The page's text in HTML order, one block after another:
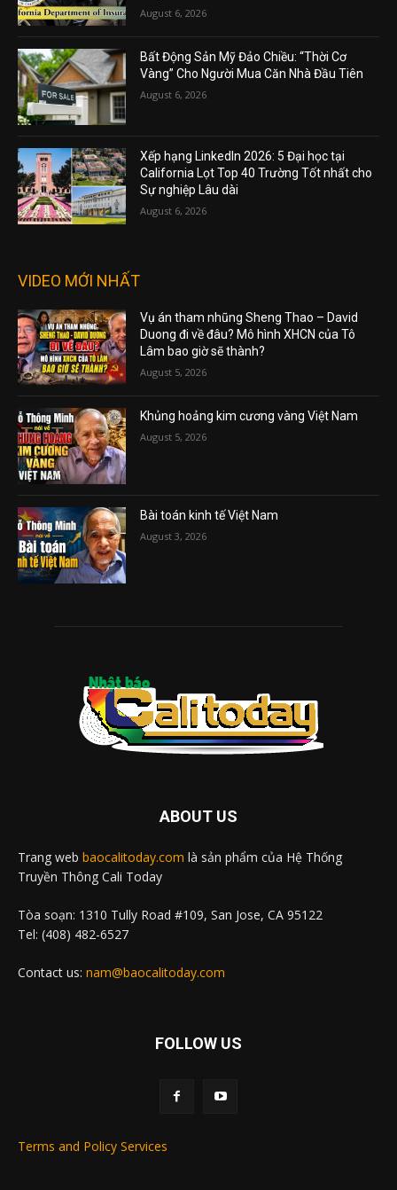
August 6, 2026
Bất Động Sản Mỹ Đảo Chiều: “Thời Cơ
Vàng” Cho Người Mua Căn Nhà Đầu Tiên
August 6, 2026
Xếp hạng LinkedIn 2026: 5 Đại học tại
California Lọt Top 40 Trường Tốt nhất cho
Sự nghiệp Lâu dài
August 6, 2026
VIDEO MỚI NHẤT
Vụ án tham nhũng Sheng Thao – David
Duong đi về đâu? Mô hình XHCN của Tô
Lâm bao giờ sẽ thành?
August 5, 2026
Khủng hoảng kim cương vàng Việt Nam
August 5, 2026
Bài toán kinh tế Việt Nam
August 3, 2026
ABOUT US
Trang web baocalitoday.com là sản phẩm của Hệ Thống
Truyền Thông Cali Today
Tòa soạn: 1310 Tully Road #109, San Jose, CA 95122
Tel: (408) 482-6527
Contact us: nam@baocalitoday.com
FOLLOW US
Terms and Policy Services